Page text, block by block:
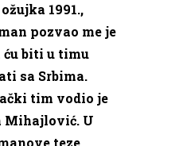
1991.,
pozvao me je
ću biti u timu
sa Srbima.
tim vodio je
Mihajlović. U
teze